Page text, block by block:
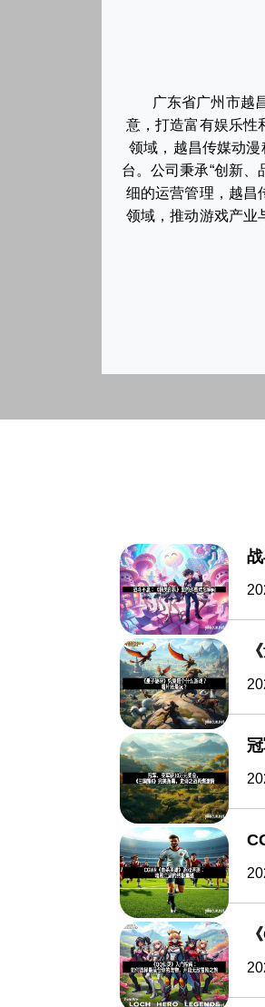
广东省广州市越
意，打造富有娱乐性
领域，越昌传媒动
台。公司秉承“创新
细的运营管理，越昌
领域，推动游戏产业